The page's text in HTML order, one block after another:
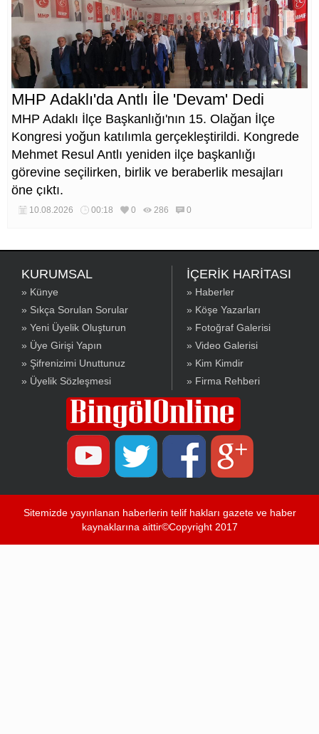
MHP Adaklı'da Antlı İle 'Devam' Dedi
MHP Adaklı İlçe Başkanlığı'nın 15. Olağan İlçe
Kongresi yoğun katılımla gerçekleştirildi. Kongrede
Mehmet Resul Antlı yeniden ilçe başkanlığı
görevine seçilirken, birlik ve beraberlik mesajları
öne çıktı.
10.08.2026 00:18 0 286 0
KURUMSAL
» Künye
» Sıkça Sorulan Sorular
» Yeni Üyelik Oluşturun
» Üye Girişi Yapın
» Şifrenizimi Unuttunuz
» Üyelik Sözleşmesi
İÇERİK HARİTASI
» Haberler
» Köşe Yazarları
» Fotoğraf Galerisi
» Video Galerisi
» Kim Kimdir
» Firma Rehberi
Sitemizde yayınlanan haberlerin telif hakları gazete ve haber
kaynaklarına aittir©Copyright 2017